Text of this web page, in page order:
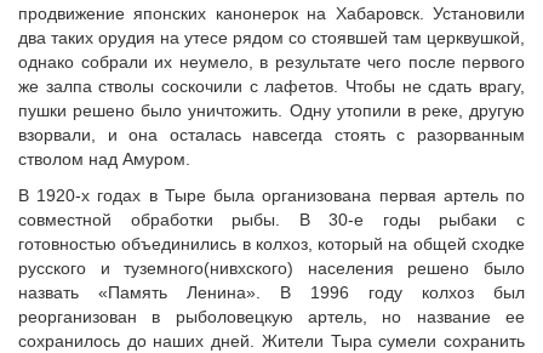
продвижение японских канонерок на Хабаровск. Установили
два таких орудия на утесе рядом со стоявшей там церквушкой,
однако собрали их неумело, в результате чего после первого
же залпа стволы соскочили с лафетов. Чтобы не сдать врагу,
пушки решено было уничтожить. Одну утопили в реке, другую
взорвали, и она осталась навсегда стоять с разорванным
стволом над Амуром.
В 1920-х годах в Тыре была организована первая артель по
совместной обработки рыбы. В 30-е годы рыбаки с
готовностью объединились в колхоз, который на общей сходке
русского и туземного(нивхского) населения решено было
назвать «Память Ленина». В 1996 году колхоз был
реорганизован в рыболовецкую артель, но название ее
сохранилось до наших дней. Жители Тыра сумели сохранить